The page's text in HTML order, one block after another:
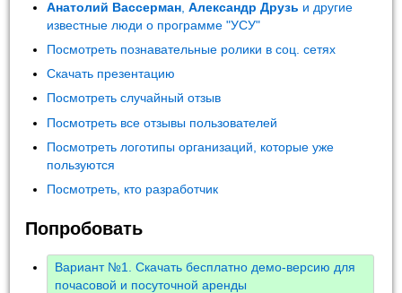
Анатолий Вассерман ,Александр Друзь и другие
известные люди о программе "УСУ"
Посмотреть познавательные ролики в соц. сетях
Скачать презентацию
Посмотреть случайный отзыв
Посмотреть все отзывы пользователей
Посмотреть логотипы организаций, которые уже
пользуются
Посмотреть, кто разработчик
Попробовать
Вариант №1. Скачать бесплатно демо-версию для
почасовой и посуточной аренды